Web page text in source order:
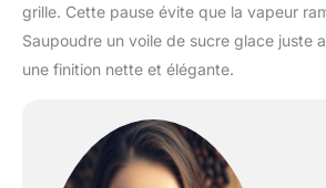
grille. Cette pause évite que la vapeur
Saupoudre un voile de sucre glace juste
une finition nette et élégante.